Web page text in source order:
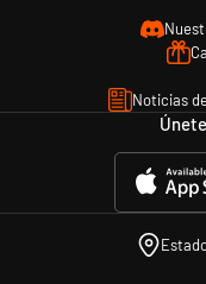
Noticias